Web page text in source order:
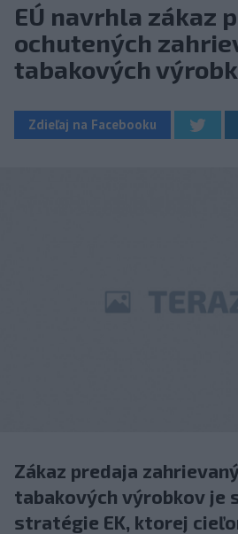
EÚ navrhla zákaz
ochutených
tabakových
Zdieľaj na Facebooku
Zákaz predaja
tabakových výrobkov je
stratégie EK, ktorej